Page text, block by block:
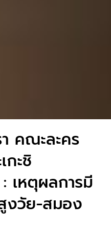
คณะละคร
กะชิ
เหตุผลการมี
งวัย-สมอง